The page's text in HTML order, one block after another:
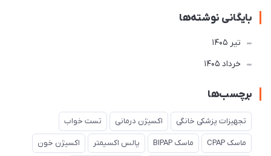
بایگانی نوشته‌ها
تير 1405
خرداد 1405
برچسب‌ها
تجهیزات پزشکی خانگی اکسیژن درمانی تست خواب
ماسک CPAP ماسک BIPAP پالس اکسیمتر اکسیژن خون